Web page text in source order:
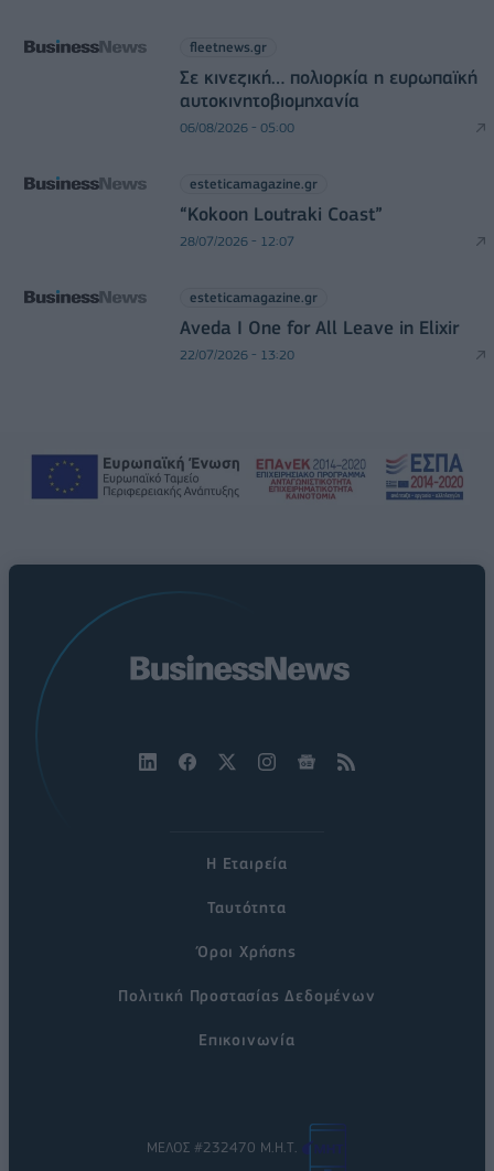
fleetnews.gr
Σε κινεζική… πολιορκία η ευρωπαϊκή
αυτοκινητοβιομηχανία
06/08/2026 - 05:00
esteticamagazine.gr
“Kokoon Loutraki Coast”
28/07/2026 - 12:07
esteticamagazine.gr
Aveda I One for All Leave in Elixir
22/07/2026 - 13:20
Η Εταιρεία
Ταυτότητα
Όροι Χρήσης
Πολιτική Προστασίας Δεδομένων
Επικοινωνία
ΜΕΛΟΣ #232470 Μ.Η.Τ.